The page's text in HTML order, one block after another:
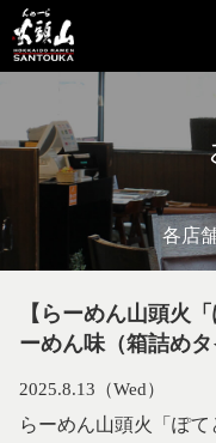
各店
【らーめん山頭火
ーめん味（箱詰め
2025.8.13（Wed）
らーめん山頭火「ぽ